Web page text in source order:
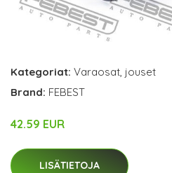
Kategoriat: Varaosat, jouset
Brand: FEBEST
42.59 EUR
LISÄTIETOJA